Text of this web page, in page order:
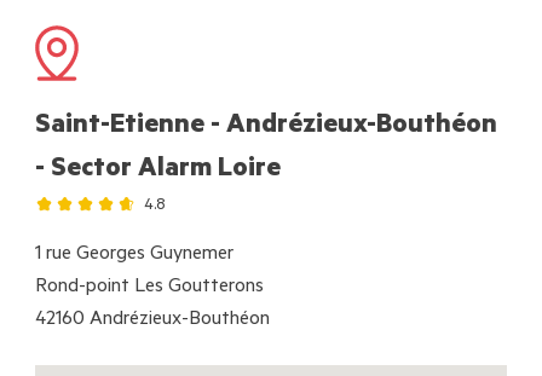
Saint-Etienne - Andrézieux-Bouthéon
- Sector Alarm Loire
4.8
1 rue Georges Guynemer
Rond-point Les Goutterons
42160 Andrézieux-Bouthéon